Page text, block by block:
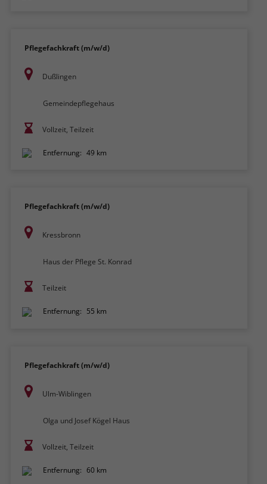
Pflegefachkraft (m/w/d)
Dußlingen
Gemeindepflegehaus
Vollzeit, Teilzeit
Entfernung: 49 km
Pflegefachkraft (m/w/d)
Kressbronn
Haus der Pflege St. Konrad
Teilzeit
Entfernung: 55 km
Pflegefachkraft (m/w/d)
Ulm-Wiblingen
Olga und Josef Kögel Haus
Vollzeit, Teilzeit
Entfernung: 60 km